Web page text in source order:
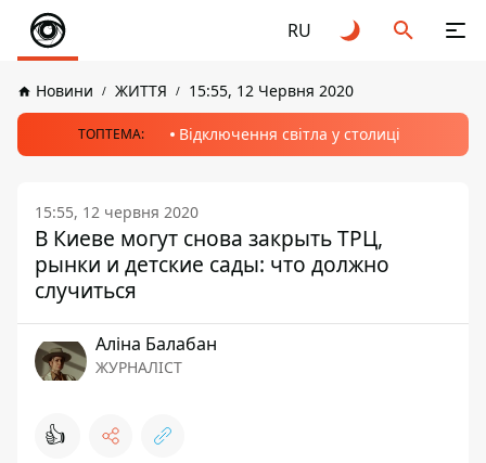
RU
Новини ЖИТТЯ 15:55, 12 Червня 2020
ТОПТЕМА: Відключення світла у столиці
15:55, 12 червня 2020
В Киеве могут снова закрыть ТРЦ,
рынки и детские сады: что должно
случиться
Аліна Балабан
ЖУРНАЛІСТ
👍